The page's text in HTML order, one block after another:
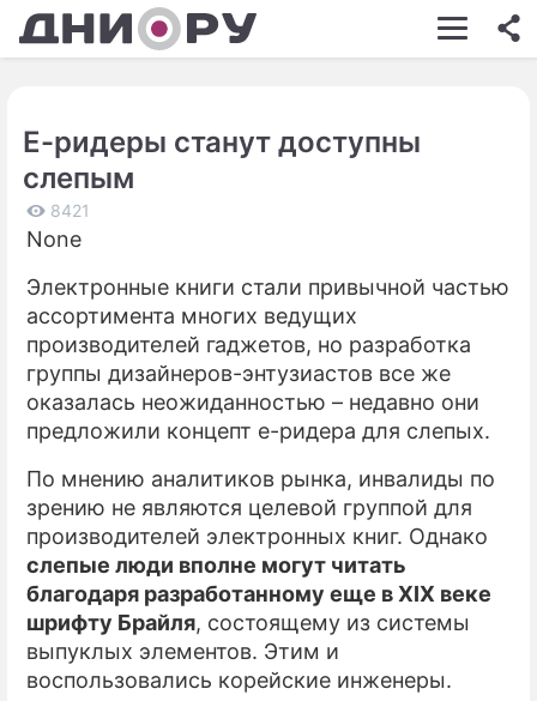
ШОУ-БИЗНЕС
КИНО
ЭКОНОМИКА
ПРОИСШЕСТВИЯ
СТИЛЬ ЖИЗНИ
СЕРИАЛЫ
ИГРЫ
ПРЕСС-РЕЛИЗЫ
О ПРОЕКТЕ
Е-ридеры станут доступны
слепым
8421
None
Электронные книги стали привычной частью
ассортимента многих ведущих
производителей гаджетов, но разработка
группы дизайнеров-энтузиастов все же
оказалась неожиданностью – недавно они
предложили концепт е-ридера для слепых.
По мнению аналитиков рынка, инвалиды по
зрению не являются целевой группой для
производителей электронных книг. Однако
слепые люди вполне могут читать
благодаря разработанному еще в XIX веке
шрифту Брайля, состоящему из системы
выпуклых элементов. Этим и
воспользовались корейские инженеры.